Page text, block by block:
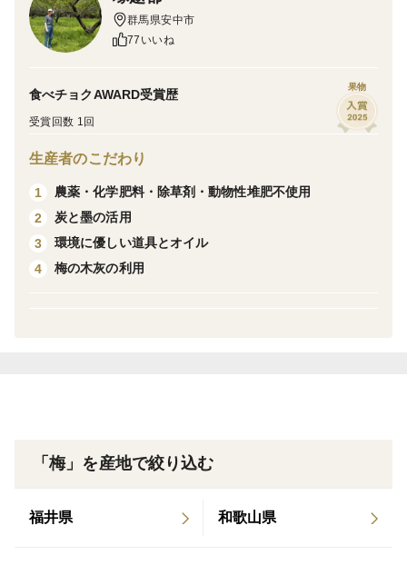
食品用の袋に500グラムずつ個別にパックされていま
し黄みがかった梅も混ざります。
【梅のご紹介】
軽く水で洗い、お好みでヘタを取ってお使い下さい。冷
群馬県安中市
77いいね
食べチョクAWARD受賞歴
受賞回数 1回
果物
生産者のこだわり
1
農薬・化学肥料・除草剤・動物性堆肥不使用
2
炭と墨の活用
3
環境に優しい道具とオイル
4
梅の木灰の利用
「梅」を産地で絞り込む
福井県 和歌山県